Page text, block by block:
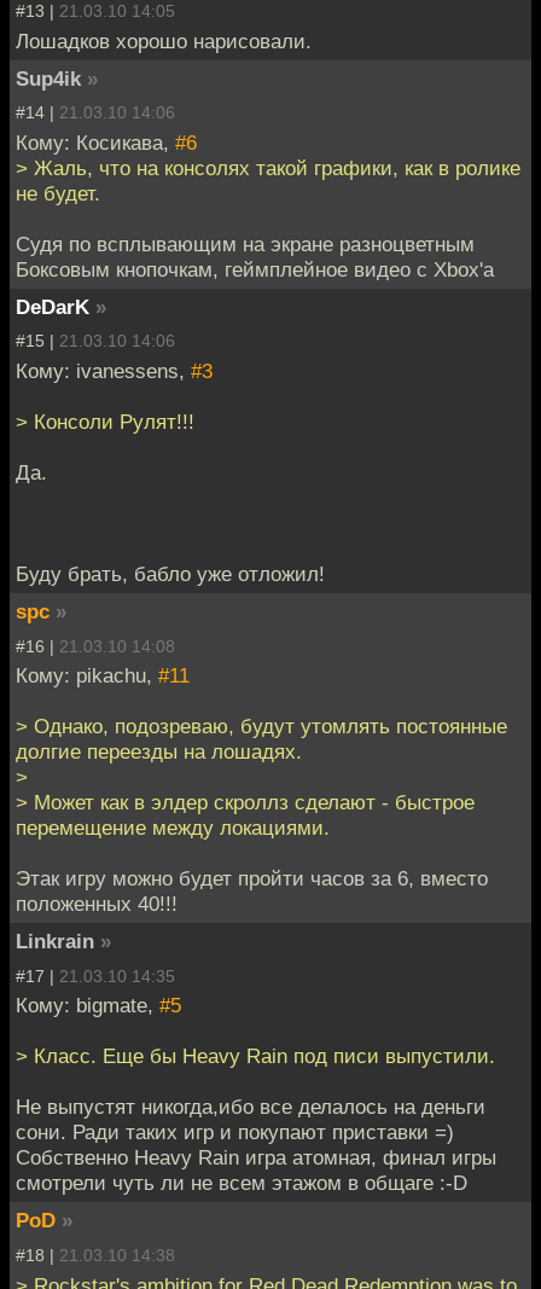
#13 | 21.03.10 14:05
Лошадков хорошо нарисовали.
Sup4ik »
#14 | 21.03.10 14:06
Кому: Косикава, #6
> Жаль, что на консолях такой графики, как в ролике
не будет.
Судя по всплывающим на экране разноцветным
Боксовым кнопочкам, геймплейное видео с Xbox'а
DeDarK »
#15 | 21.03.10 14:06
Кому: ivanessens, #3
> Консоли Рулят!!!
Да.
Буду брать, бабло уже отложил!
spc »
#16 | 21.03.10 14:08
Кому: pikachu, #11
> Однако, подозреваю, будут утомлять постоянные
долгие переезды на лошадях.
>
> Может как в элдер скроллз сделают - быстрое
перемещение между локациями.
Этак игру можно будет пройти часов за 6, вместо
положенных 40!!!
Linkrain »
#17 | 21.03.10 14:35
Кому: bigmate, #5
> Класс. Еще бы Heavy Rain под писи выпустили.
Не выпустят никогда,ибо все делалось на деньги
сони. Ради таких игр и покупают приставки =)
Собственно Heavy Rain игра атомная, финал игры
смотрели чуть ли не всем этажом в общаге :-D
PoD »
#18 | 21.03.10 14:38